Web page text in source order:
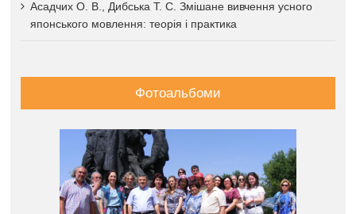
Асадчих О. В., Дибська Т. С. Змішане вивчення усного
японського мовлення: теорія і практика
Фотоальбоми